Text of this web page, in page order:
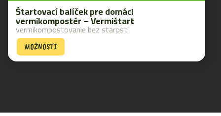
Štartovací balíček pre domáci
vermikompostér – Vermištart
vermikompostovanie bez starostí
MOŽNOSTI